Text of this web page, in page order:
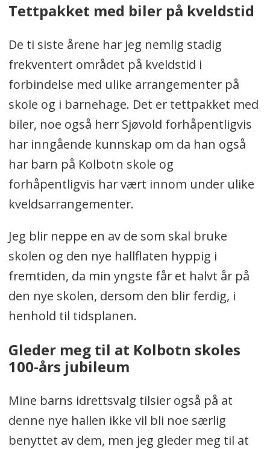
Tettpakket med biler på kveldstid
De ti siste årene har jeg nemlig stadig
frekventert området på kveldstid i
forbindelse med ulike arrangementer på
skole og i barnehage. Det er tettpakket med
biler, noe også herr Sjøvold forhåpentligvis
har inngående kunnskap om da han også
har barn på Kolbotn skole og
forhåpentligvis har vært innom under ulike
kveldsarrangementer.
Jeg blir neppe en av de som skal bruke
skolen og den nye hallflaten hyppig i
fremtiden, da min yngste får et halvt år på
den nye skolen, dersom den blir ferdig, i
henhold til tidsplanen.
Gleder meg til at Kolbotn skoles
100-års jubileum
Mine barns idrettsvalg tilsier også på at
denne nye hallen ikke vil bli noe særlig
benyttet av dem, men jeg gleder meg til at